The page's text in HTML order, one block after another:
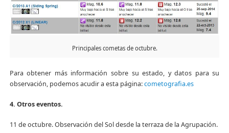
Principales cometas de octubre.
Para obtener más información sobre su estado, y datos para su
observación, podemos acudir a esta página:cometografia.es
4. Otros eventos.
11 de octubre. Observación del Sol desde la terraza de la Agrupación.